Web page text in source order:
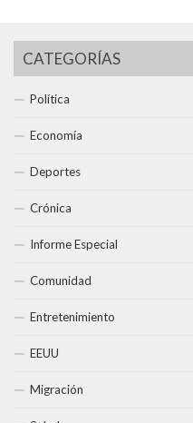
CATEGORÍAS
Política
Economía
Deportes
Crónica
Informe Especial
Comunidad
Entretenimiento
EEUU
Migración